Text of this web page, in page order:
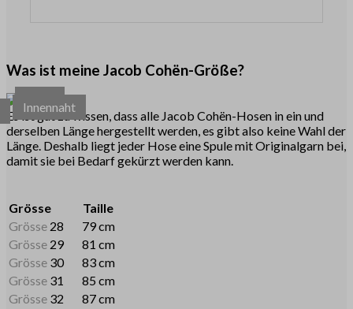
Was ist meine Jacob Cohën-Größe?
Innennaht
Es ist gut zu wissen, dass alle Jacob Cohën-Hosen in ein und
derselben Länge hergestellt werden, es gibt also keine Wahl der
Länge. Deshalb liegt jeder Hose eine Spule mit Originalgarn bei,
damit sie bei Bedarf gekürzt werden kann.
Grösse
Taille
Grösse 28
79 cm
Grösse 29
81 cm
Grösse 30
83 cm
Grösse 31
85 cm
Grösse 32 87 cm